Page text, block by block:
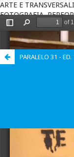
ARTE E
FOTOGRAFIA,
TEATRO, ARTE E
ARTES, ARTE E
HISTÓRIA.
PARALELO 31 -